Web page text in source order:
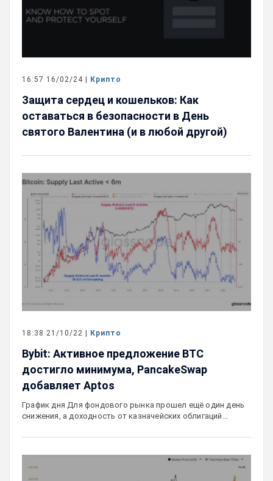
16:57 16/02/24 | Крипто
Защита сердец и кошельков: Как
оставаться в безопасности в День
святого Валентина (и в любой другой)
18:38 21/10/22 | Крипто
Bybit: Активное предложение BTC
достигло минимума, PancakeSwap
добавляет Aptos
График дня Для фондового рынка прошел ещё один день
снижения, а доходность от казначейских облигаций…